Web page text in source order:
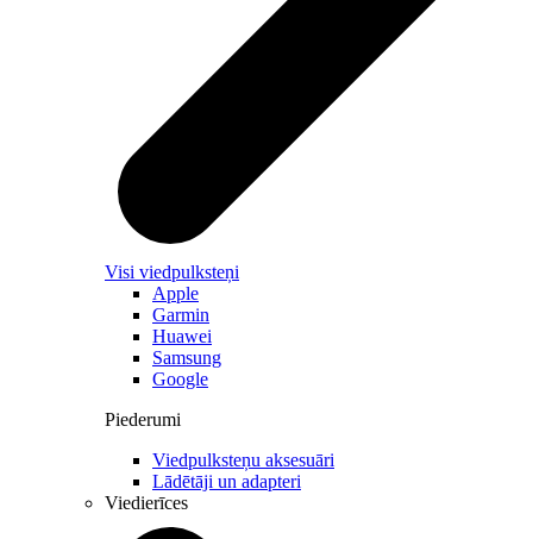
Visi viedpulksteņi
Apple
Garmin
Huawei
Samsung
Google
Piederumi
Viedpulksteņu aksesuāri
Lādētāji un adapteri
Viedierīces